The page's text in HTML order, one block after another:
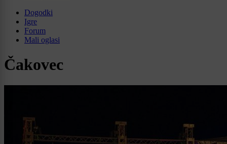
Dogodki
Igre
Forum
Mali oglasi
Čakovec